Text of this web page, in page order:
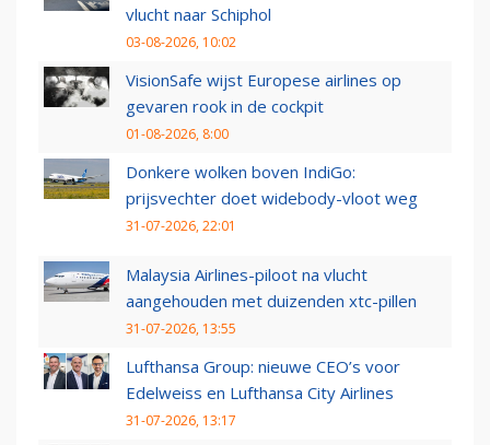
vlucht naar Schiphol
03-08-2026, 10:02
VisionSafe wijst Europese airlines op
gevaren rook in de cockpit
01-08-2026, 8:00
Donkere wolken boven IndiGo:
prijsvechter doet widebody-vloot weg
31-07-2026, 22:01
Malaysia Airlines-piloot na vlucht
aangehouden met duizenden xtc-pillen
31-07-2026, 13:55
Lufthansa Group: nieuwe CEO’s voor
Edelweiss en Lufthansa City Airlines
31-07-2026, 13:17